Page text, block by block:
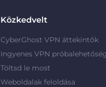
Közkedvelt
CyberGhost VPN áttekintők
Ingyenes VPN próbalehetőség
Töltsd le most
Weboldalak feloldása